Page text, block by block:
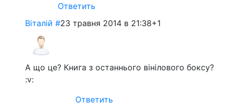
Ответить
Віталій #23 травня 2014 в 21:38+1
А що це? Книга з останнього вінілового боксу?
:v:
Ответить